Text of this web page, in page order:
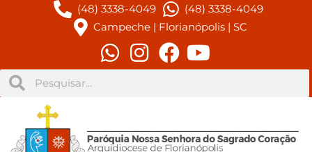
(48) 3338-4049
(48) 3338-4049
Campeche | Florianópolis | SC